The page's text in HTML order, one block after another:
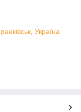
Україна